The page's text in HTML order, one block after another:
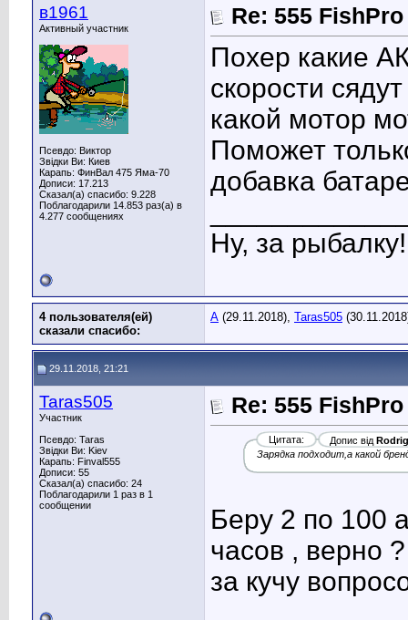
в1961
Активный участник
Псевдо: Виктор
Звідки Ви: Киев
Карапь: ФинВал 475 Яма-70
Дописи: 17.213
Сказал(а) спасибо: 9.228
Поблагодарили 14.853 раз(а) в
4.277 сообщениях
Re: 555 FishPro
Похер какие
скорости
какой мотор
Поможет
добавка
Ну, за
4 пользователя(ей)
сказали cпасибо:
A (29.11.2018), Taras505
29.11.2018, 21:21
Taras505
Участник
Псевдо: Taras
Звідки Ви: Kiev
Карапь: Finval555
Дописи: 55
Сказал(а) спасибо: 24
Поблагодарили 1 раз в 1
сообщении
Re: 555 FishPro
Цитата: Допис від
Зарядка подходит,а какой
Беру 2 по 100
часов , верно
за кучу